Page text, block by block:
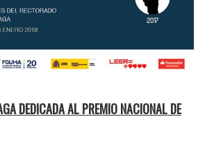
DEDICADA AL PREMIO NACIONAL DE